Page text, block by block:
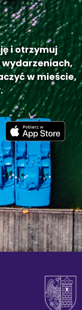
i otrzymuj
w mieście,